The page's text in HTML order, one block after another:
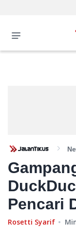
Pencari
Rosetti Syarif